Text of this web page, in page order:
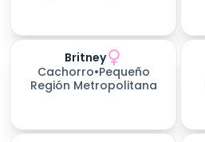
Britney
Cachorro•Pequeño
Región Metropolitana